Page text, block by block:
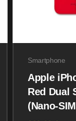
Smartphone
Apple
Red Dual
(Nano-